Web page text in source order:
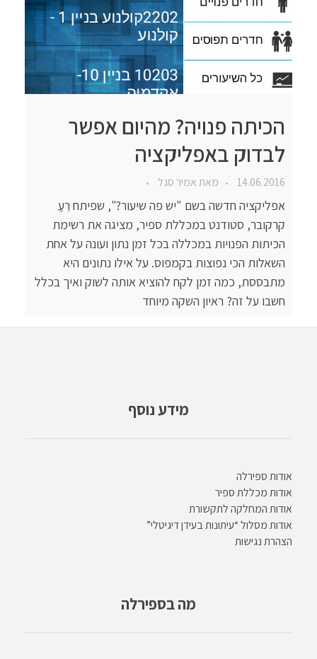
הכיתה פנויה? מהיום אפשר
לבדוק באפליקציה
14.06.2016 מאתאמיר סגל
אפליקציה חדשה בשם "יש פה שיעור?", שפיתח רֵעַ
קרקובר, סטודנט במכללת ספיר, מציגה את רשימת
הכיתות הפנויות במכללה בכל זמן נתון ועונה על אחת
השאלות הכי נפוצות בקמפוס. על אילו נתונים היא
מתבססת, כמה זמן לקח להוציא אותה לשוק ואיך בכלל
חשבו על זה? ראיון השקה מיוחד
מידע נוסף
אודות ספירלה
אודות מכללת ספיר
אודות המחלקה לתקשורת
אודות מסלול “עיתונות בעידן דיגיטלי”
הצהרת נגישות
מה בספירלה